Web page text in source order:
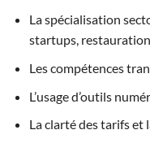
La spécialisation
startups,
Les compétences
L’usage d’outils
La clarté des tarifs et